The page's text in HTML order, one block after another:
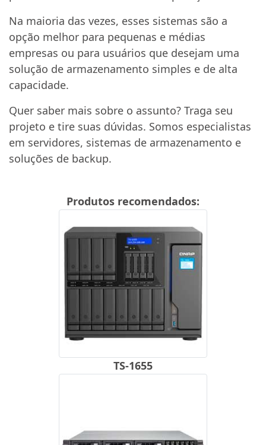
Na maioria das vezes, esses sistemas são a
opção melhor para pequenas e médias
empresas ou para usuários que desejam uma
solução de armazenamento simples e de alta
capacidade.
Quer saber mais sobre o assunto? Traga seu
projeto e tire suas dúvidas. Somos especialistas
em servidores, sistemas de armazenamento e
soluções de backup.
Produtos recomendados:
TS-1655